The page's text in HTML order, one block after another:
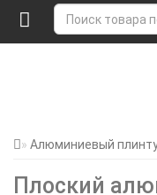
Профили для стен и
Коптильное вешало
Алюминиевый
Плоский